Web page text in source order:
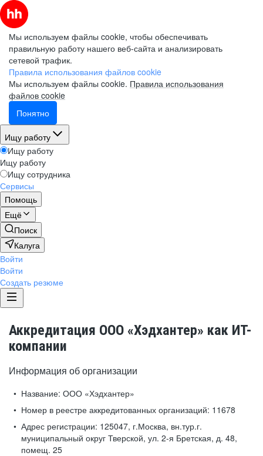
Мы используем файлы cookie, чтобы обеспечивать
правильную работу нашего веб-сайта и анализировать
сетевой трафик.
Правила использования файлов cookie
Мы используем файлы cookie. Правила использования
файлов cookie
Понятно
Ищу работу
Ищу работу
Ищу работу
Ищу сотрудника
Сервисы
Помощь
Ещё
Поиск
Калуга
Войти
Войти
Создать резюме
Аккредитация ООО «Хэдхантер» как ИТ-
компании
Информация об организации
Название: ООО «Хэдхантер»
Номер в реестре аккредитованных организаций: 11678
Адрес регистрации: 125047, г.Москва, вн.тур.г.
муниципальный округ Тверской, ул. 2-я Бретская, д. 48,
помещ. 25